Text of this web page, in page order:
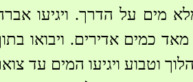
מים על הדרך. ויגיעו
כמים אדירים. ויבואו
וטבוע ויגיעו המים עד